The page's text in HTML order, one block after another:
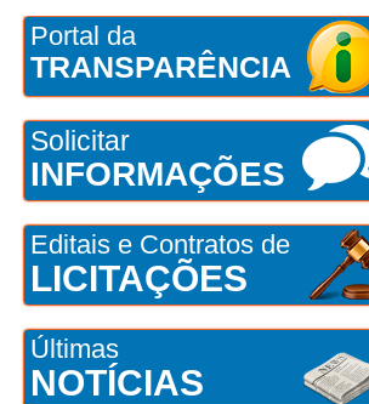
Portal da
TRANSPARÊNCIA
Solicitar
INFORMAÇÕES
Editais e Contratos de
LICITAÇÕES
Últimas
NOTÍCIAS